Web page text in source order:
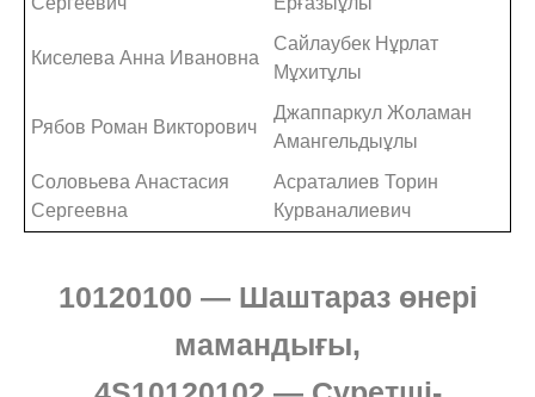
Киселева Анна Ивановна
Сайлаубек Нұрлат
Мұхитұлы
Рябов Роман Викторович
Джаппаркул Жоламан
Амангельдыұлы
Соловьева Анастасия
Сергеевна
Асраталиев Торин
Курваналиевич
10120100 — Шаштараз өнері
мамандығы,